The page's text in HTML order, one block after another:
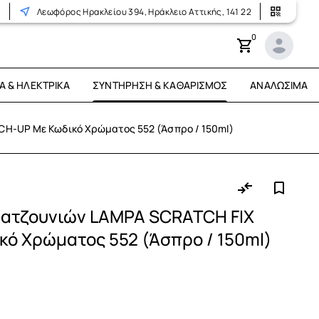
Λεωφόρος Ηρακλείου 394, Ηράκλειο Αττικής, 141 22
0
& ΗΛΕΚΤΡΙΚΆ ΣΥΝΤΉΡΗΣΗ & ΚΑΘΑΡΙΣΜΌΣ ΑΝΑΛΏΣΙΜΑ
UP Με Κωδικό Χρώματος 552 (Άσπρο / 150ml)
LAMPA SCRATCH FIX
Χρώματος 552 (Άσπρο / 150ml)